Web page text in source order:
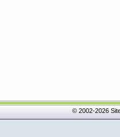
© 2002-2026